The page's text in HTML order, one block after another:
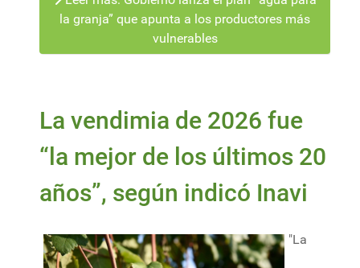
la granja” que apunta a los productores más
vulnerables
La vendimia de 2026 fue
“la mejor de los últimos 20
años”, según indicó Inavi
"La